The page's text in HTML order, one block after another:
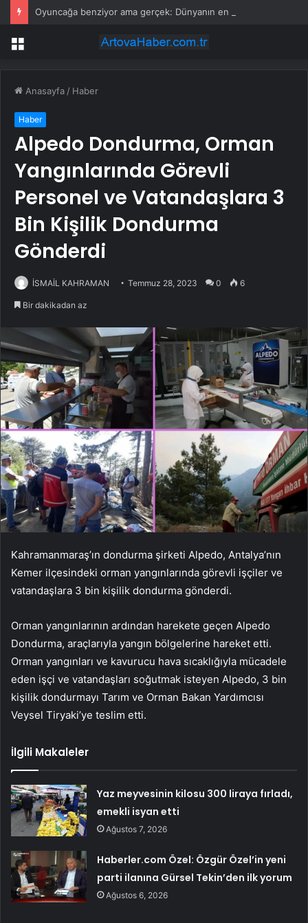
Menü
Anasayfa / Haber
Haber
Alpedo Dondurma, Orman
Yangınlarında Görevli
Personel ve Vatandaşlara 3
Bin Kişilik Dondurma
Gönderdi
İSMAİL KAHRAMAN Temmuz 28, 2023 0 6
Bir dakikadan az
Kahramanmaraş’ın dondurma şirketi Alpedo, Antalya’nın
Kemer ilçesindeki orman yangınlarında görevli işçiler ve
vatandaşlara 3 bin kişilik dondurma gönderdi.
Orman yangınlarının ardından harekete geçen Alpedo
Dondurma, araçlarıyla yangın bölgelerine hareket etti.
Orman yangınları ve kavurucu hava sıcaklığıyla mücadele
eden işçi ve vatandaşları soğutmak isteyen Alpedo, 3 bin
kişilik dondurmayı Tarım ve Orman Bakan Yardımcısı
Veysel Tiryaki’ye teslim etti.
İlgili Makaleler
Yaz meyvesinin kilosu 300 liraya fırladı,
emekli isyan etti
Ağustos 7, 2026
Haberler.com Özel: Özgür Özel’in yeni
parti ilanına Gürsel Tekin’den ilk yorum
Ağustos 6, 2026